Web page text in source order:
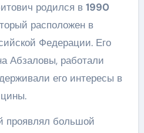
родился в 1990
расположен в
Федерации. Его
Абзаловы, работали
его интересы в
проявлял большой